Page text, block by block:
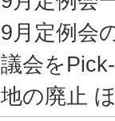
9月定例会
議会を
地の廃止